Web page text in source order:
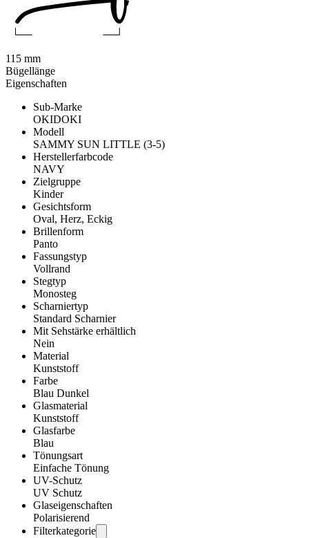
Eigenschaften
Sub-Marke
OKIDOKI
Modell
SAMMY SUN LITTLE (3-5)
Herstellerfarbcode
NAVY
Zielgruppe
Kinder
Gesichtsform
Oval, Herz, Eckig
Brillenform
Panto
Fassungstyp
Vollrand
Stegtyp
Monosteg
Scharniertyp
Standard Scharnier
Mit Sehstärke erhältlich
Nein
Material
Kunststoff
Farbe
Blau Dunkel
Glasmaterial
Kunststoff
Glasfarbe
Blau
Tönungsart
Einfache Tönung
UV-Schutz
UV Schutz
Glaseigenschaften
Polarisierend
Filterkategorie
115 mm
Bügellänge